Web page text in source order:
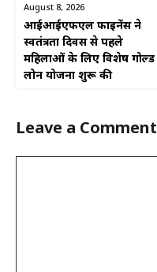
August 8, 2026
आईआईएफएल फाइनेंस ने
स्वतंत्रता दिवस से पहले
महिलाओं के लिए विशेष गोल्ड
लोन योजना शुरू की
Leave a Comment